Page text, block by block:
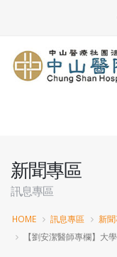
新聞專區
訊息專區
HOME 訊息專區
新
【劉安潔醫師專欄】大